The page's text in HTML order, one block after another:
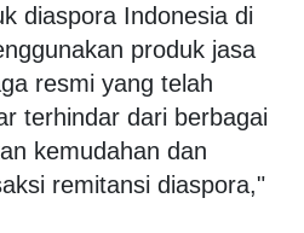
diaspora Indonesia di
produk jasa
resmi yang telah
terhindar dari berbagai
kemudahan dan
remitansi diaspora,"